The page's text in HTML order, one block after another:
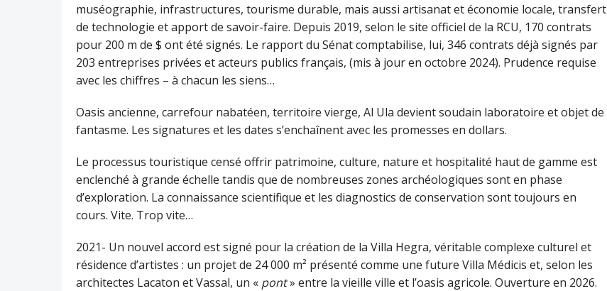
muséographie, infrastructures, tourisme durable, mais aussi artisanat et économie locale, transfert
de technologie et apport de savoir-faire. Depuis 2019, selon le site officiel de la RCU, 170 contrats
pour 200 m de $ ont été signés. Le rapport du Sénat comptabilise, lui, 346 contrats déjà signés par
203 entreprises privées et acteurs publics français, (mis à jour en octobre 2024). Prudence requise
avec les chiffres – à chacun les siens…
Oasis ancienne, carrefour nabatéen, territoire vierge, Al Ula devient soudain laboratoire et objet de
fantasme. Les signatures et les dates s’enchaînent avec les promesses en dollars.
Le processus touristique censé offrir patrimoine, culture, nature et hospitalité haut de gamme est
enclenché à grande échelle tandis que de nombreuses zones archéologiques sont en phase
d’exploration. La connaissance scientifique et les diagnostics de conservation sont toujours en
cours. Vite. Trop vite…
2021- Un nouvel accord est signé pour la création de la Villa Hegra, véritable complexe culturel et
résidence d’artistes : un projet de 24 000 m² présenté comme une future Villa Médicis et, selon les
architectes Lacaton et Vassal, un « pont» entre la vieille ville et l’oasis agricole. Ouverture en 2026.